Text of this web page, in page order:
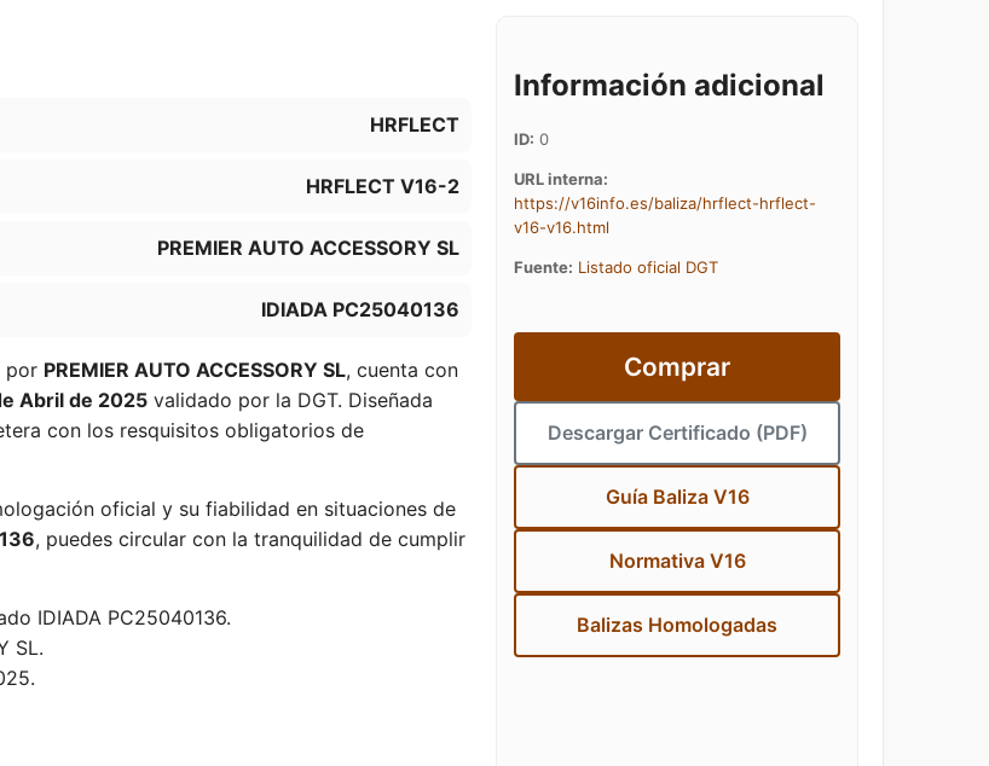
HRFLECT
HRFLECT V16-2
PREMIER AUTO ACCESSORY SL
IDIADA PC25040136
por PREMIER AUTO ACCESSORY SL, cuenta con
Abril de 2025 validado por la DGT. Diseñada
con los resquisitos obligatorios de
oficial y su fiabilidad en situaciones de
, puedes circular con la tranquilidad de cumplir
IDIADA PC25040136.
SL.
Información adicional
ID: 0
URL interna:
https://v16info.es/baliza/hrflect-hrflect-
v16-v16.html
Fuente: Listado oficial DGT
Comprar
Descargar Certificado (PDF)
Guía Baliza V16
Normativa V16
Balizas Homologadas